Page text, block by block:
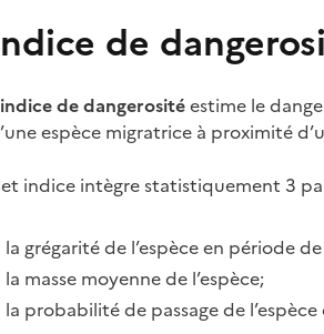
de
indice de dangerositéestime le
espèce migratrice à proximité
indice intègre statistiquement 3
la grégarité de l’espèce en période
la masse moyenne de l’espèce;
la probabilité de passage de